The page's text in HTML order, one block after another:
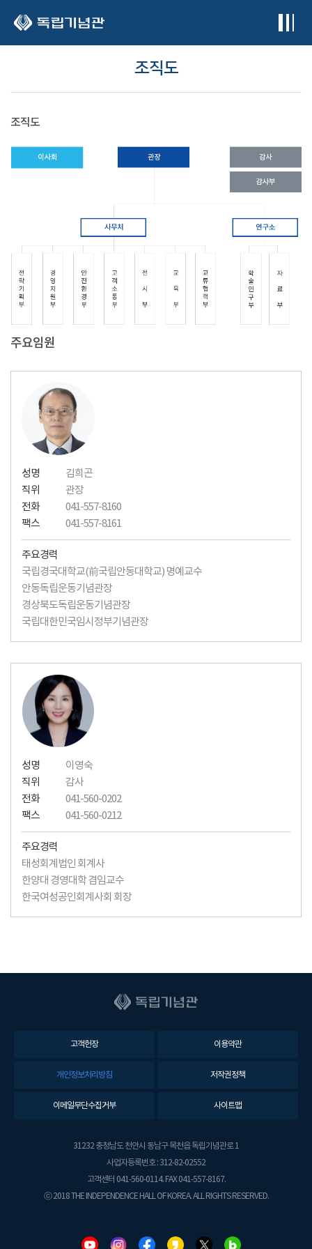
조직도
조직도
주요임원
성명
김희곤
직위
관장
전화
041-557-8160
팩스
041-557-8161
주요경력
국립경국대학교(前국립안동대학교) 명예교수
안동독립운동기념관장
경상북도독립운동기념관장
국립대한민국임시정부기념관장
성명
이영숙
직위
감사
전화
041-560-0202
팩스
041-560-0212
주요경력
태성회계법인 회계사
한양대 경영대학 겸임교수
한국여성공인회계사회 회장
고객헌장 이용약관
개인정보처리방침 저작권정책
이메일무단수집거부 사이트맵
31232 충청남도 천안시 동남구 목천읍 독립기념관로 1
사업자등록번호 : 312-82-02552
고객센터 041-560-0114. FAX 041-557-8167.
ⓒ 2018 THE INDEPENDENCE HALL OF KOREA. ALL RIGHTS RESERVED.